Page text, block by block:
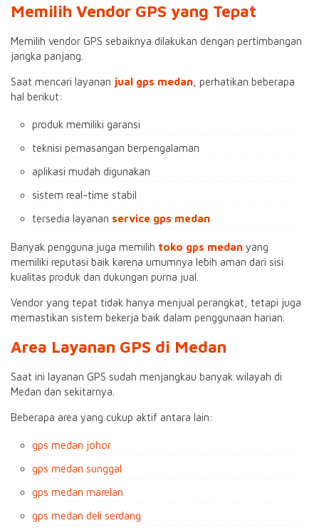
Memilih Vendor GPS yang Tepat
Memilih vendor GPS sebaiknya dilakukan dengan pertimbangan
jangka panjang.
Saat mencari layanan jual gps medan , perhatikan beberapa
hal berikut:
produk memiliki garansi
teknisi pemasangan berpengalaman
aplikasi mudah digunakan
sistem real-time stabil
tersedia layanan service gps medan
Banyak pengguna juga memilih toko gps medan yang
memiliki reputasi baik karena umumnya lebih aman dari sisi
kualitas produk dan dukungan purna jual.
Vendor yang tepat tidak hanya menjual perangkat, tetapi juga
memastikan sistem bekerja baik dalam penggunaan harian.
Area Layanan GPS di Medan
Saat ini layanan GPS sudah menjangkau banyak wilayah di
Medan dan sekitarnya.
Beberapa area yang cukup aktif antara lain:
gps medan johor
gps medan sunggal
gps medan marelan
gps medan deli serdang